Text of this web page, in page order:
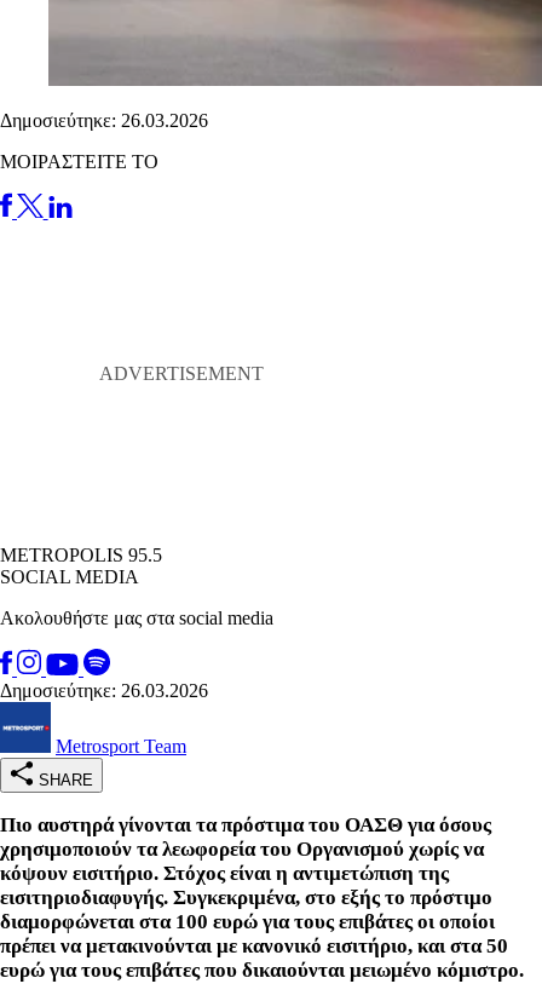
Δημοσιεύτηκε: 26.03.2026
ΜΟΙΡΑΣΤΕΙΤΕ ΤΟ
METROPOLIS 95.5
SOCIAL MEDIA
Ακολουθήστε μας στα social media
Δημοσιεύτηκε: 26.03.2026
Metrosport Team
SHARE
Πιο αυστηρά γίνονται τα πρόστιμα του ΟΑΣΘ για όσους
χρησιμοποιούν τα λεωφορεία του Οργανισμού χωρίς να
κόψουν εισιτήριο. Στόχος είναι η αντιμετώπιση της
εισιτηριοδιαφυγής. Συγκεκριμένα, στο εξής το πρόστιμο
διαμορφώνεται στα 100 ευρώ για τους επιβάτες οι οποίοι
πρέπει να μετακινούνται με κανονικό εισιτήριο, και στα 50
ευρώ για τους επιβάτες που δικαιούνται μειωμένο κόμιστρο.